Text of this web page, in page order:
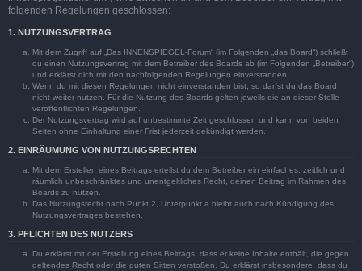
folgenden Regelungen geschlossen:
1. NUTZUNGSVERTRAG
Mit dem Zugriff auf „Das INNENSPIEGEL-Forum“ (im Folgenden „das Board“) schließt
du einen Nutzungsvertrag mit dem Betreiber des Boards ab (im Folgenden „Betreiber“)
und erklärst dich mit den nachfolgenden Regelungen einverstanden.
Wenn du mit diesen Regelungen nicht einverstanden bist, so darfst du das Board
nicht weiter nutzen. Für die Nutzung des Boards gelten jeweils die an dieser Stelle
veröffentlichten Regelungen.
Der Nutzungsvertrag wird auf unbestimmte Zeit geschlossen und kann von beiden
Seiten ohne Einhaltung einer Frist jederzeit gekündigt werden.
2. EINRÄUMUNG VON NUTZUNGSRECHTEN
Mit dem Erstellen eines Beitrags erteilst du dem Betreiber ein einfaches, zeitlich und
räumlich unbeschränktes und unentgeltliches Recht, deinen Beitrag im Rahmen des
Boards zu nutzen.
Das Nutzungsrecht nach Punkt 2, Unterpunkt a bleibt auch nach Kündigung des
Nutzungsvertrages bestehen.
3. PFLICHTEN DES NUTZERS
Du erklärst mit der Erstellung eines Beitrags, dass er keine Inhalte enthält, die gegen
geltendes Recht oder die guten Sitten verstoßen. Du erklärst insbesondere, dass du